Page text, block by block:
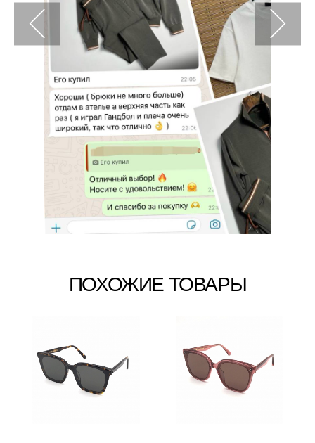
ПОХОЖИЕ ТОВАРЫ